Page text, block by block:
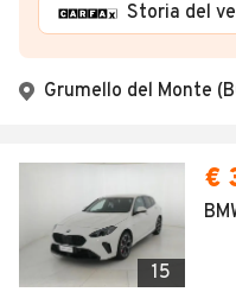
Storia del
Grumello del Monte
15
€